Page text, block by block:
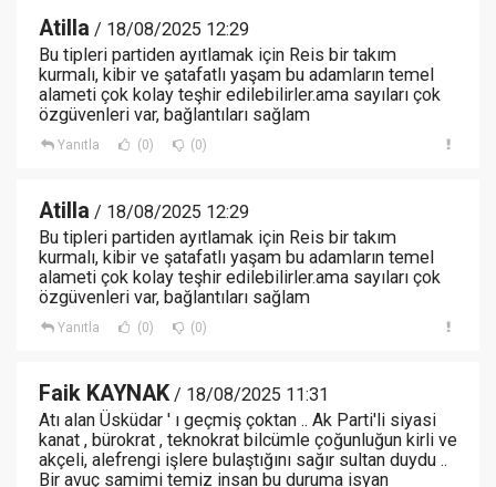
Atilla / 18/08/2025 12:29
Bu tipleri partiden ayıtlamak için Reis bir takım
kurmalı, kibir ve şatafatlı yaşam bu adamların temel
alameti çok kolay teşhir edilebilirler.ama sayıları çok
özgüvenleri var, bağlantıları sağlam
Yanıtla (0) (0)
Atilla / 18/08/2025 12:29
Bu tipleri partiden ayıtlamak için Reis bir takım
kurmalı, kibir ve şatafatlı yaşam bu adamların temel
alameti çok kolay teşhir edilebilirler.ama sayıları çok
özgüvenleri var, bağlantıları sağlam
Yanıtla (0) (0)
Faik KAYNAK/ 18/08/2025 11:31
Atı alan Üsküdar ' ı geçmiş çoktan .. Ak Parti'li siyasi
kanat , bürokrat , teknokrat bilcümle çoğunluğun kirli ve
akçeli, alefrengi işlere bulaştığını sağır sultan duydu ..
Bir avuç samimi temiz insan bu duruma isyan